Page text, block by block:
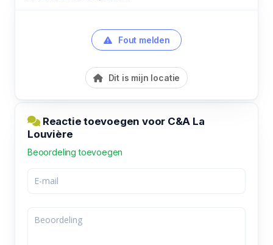
Fout melden
Dit is mijn locatie
Reactie toevoegen voor C&A La
Louvière
Beoordeling toevoegen